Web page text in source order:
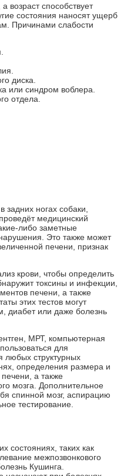
возраст способствует
состояния наносят ущерб
Причинами слабости
диска.
или синдром воблера.
отдела.
задних ногах собаки,
медицинский
либо заметные
Это также может
печени, признак
крови, чтобы определить
токсины и инфекции,
печени, а также
этих тестов могут
диабет или даже болезнь
МРТ, компьютерная
для
любых структурных
определения размера и
а также
мозга. Дополнительное
спинной мозг, аспирацию
тестирование.
состояниях, таких как
межпозвонкового
Кушинга.